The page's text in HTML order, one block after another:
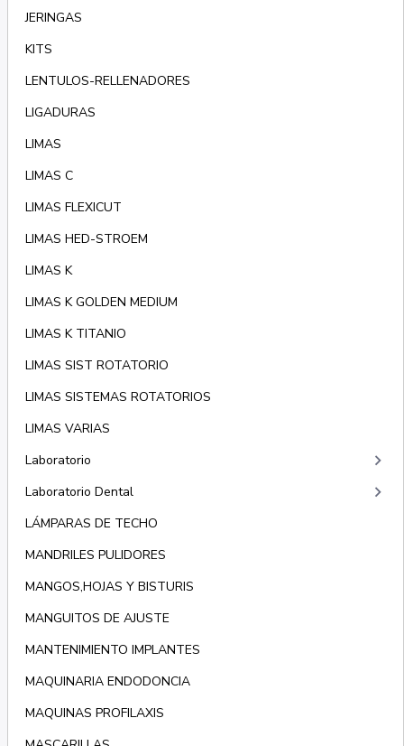
JERINGAS
KITS
LENTULOS-RELLENADORES
LIGADURAS
LIMAS
LIMAS C
LIMAS FLEXICUT
LIMAS HED-STROEM
LIMAS K
LIMAS K GOLDEN MEDIUM
LIMAS K TITANIO
LIMAS SIST ROTATORIO
LIMAS SISTEMAS ROTATORIOS
LIMAS VARIAS
Laboratorio
keyboard_arrow_right
Laboratorio Dental keyboard_arrow_right
LÁMPARAS DE TECHO
MANDRILES PULIDORES
MANGOS,HOJAS Y BISTURIS
MANGUITOS DE AJUSTE
MANTENIMIENTO IMPLANTES
MAQUINARIA ENDODONCIA
MAQUINAS PROFILAXIS